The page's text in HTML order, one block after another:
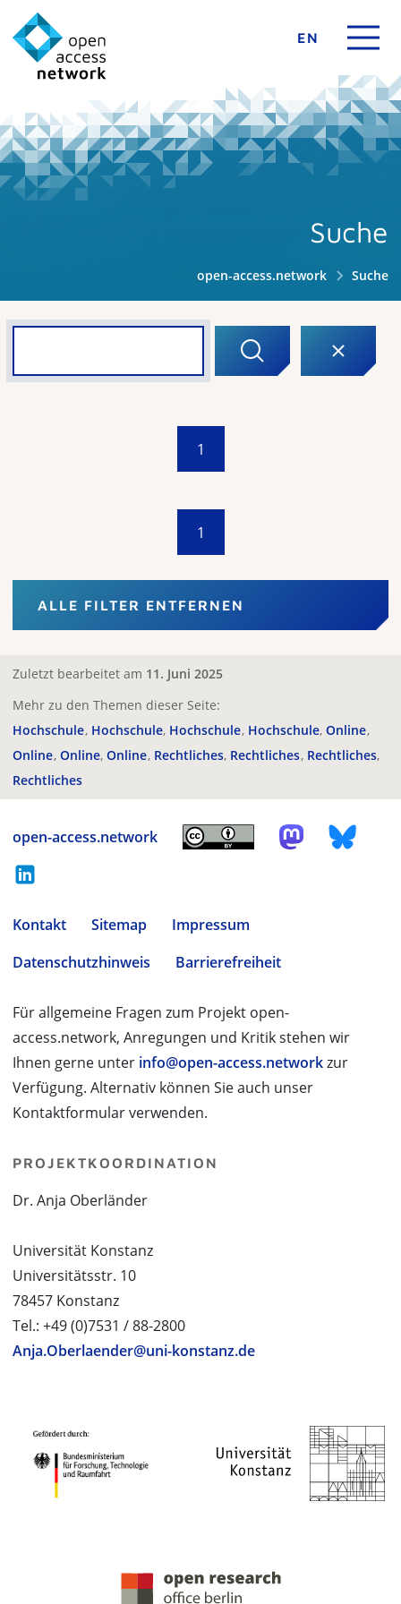
EN
Suche
open-access.network Suche
1
1
ALLE FILTER ENTFERNEN
Zuletzt bearbeitet am 11. Juni 2025
Mehr zu den Themen dieser Seite:
Hochschule Hochschule Hochschule Hochschule Online
Online Online Online Rechtliches Rechtliches Rechtliches
Rechtliches
open-access.network
Kontakt Sitemap
Impressum
Datenschutzhinweis
Barrierefreiheit
Für allgemeine Fragen zum Projekt open-
access.network, Anregungen und Kritik stehen wir
Ihnen gerne unter info@open-access.networkzur
Verfügung. Alternativ können Sie auch unser
Kontaktformular verwenden.
PROJEKTKOORDINATION
Dr. Anja Oberländer
Universität Konstanz
Universitätsstr. 10
78457 Konstanz
Tel.: +49 (0)7531 / 88-2800
Anja.Oberlaender@uni-konstanz.de